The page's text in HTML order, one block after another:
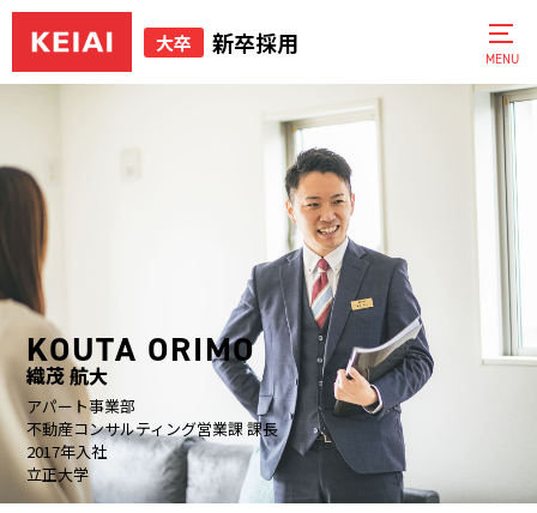
大卒 新卒採用
KOUTA ORIMO
織茂 航大
アパート事業部
不動産コンサルティング営業課 課長
2017年入社
立正大学